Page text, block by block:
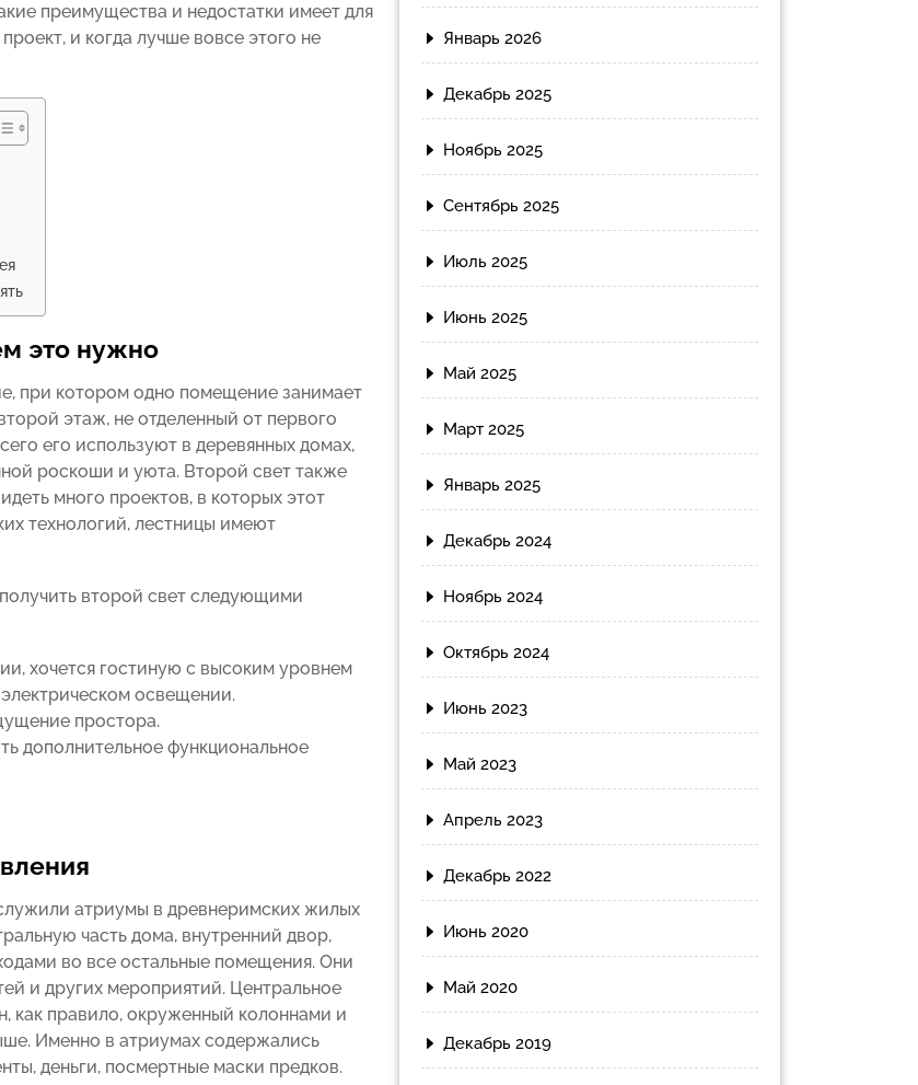
преимущества и недостатки имеет для
и когда лучше вовсе этого не
это нужно
при котором одно помещение занимает
этаж, не отделенный от первого
его используют в деревянных домах,
роскоши и уюта. Второй свет также
много проектов, в которых этот
технологий, лестницы имеют
второй свет следующими
хочется гостиную с высоким уровнем
освещении.
простора.
дополнительное функциональное
атриумы в древнеримских жилых
часть дома, внутренний двор,
во все остальные помещения. Они
и других мероприятий. Центральное
как правило, окруженный колоннами и
Именно в атриумах содержались
деньги, посмертные маски предков.
Январь 2026
Декабрь 2025
Ноябрь 2025
Сентябрь 2025
Июль 2025
Июнь 2025
Май 2025
Март 2025
Январь 2025
Декабрь 2024
Ноябрь 2024
Октябрь 2024
Июнь 2023
Май 2023
Апрель 2023
Декабрь 2022
Июнь 2020
Май 2020
Декабрь 2019